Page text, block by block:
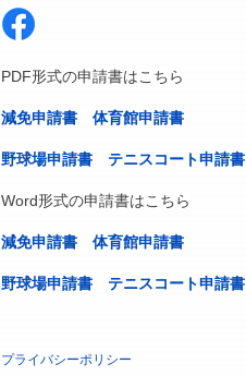
PDF形式の申請書はこちら
減免申請書 体育館申請書
野球場申請書 テニスコート申請書
Word形式の申請書はこちら
減免申請書 体育館申請書
野球場申請書 テニスコート申請書
プライバシーポリシー